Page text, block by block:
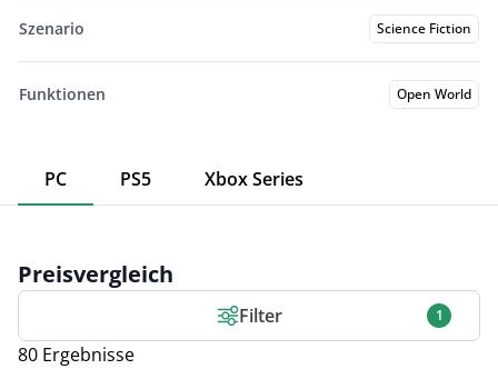
Szenario Science Fiction
Funktionen Open World
PC PS5 Xbox Series
Preisvergleich
Filter 1
80 Ergebnisse